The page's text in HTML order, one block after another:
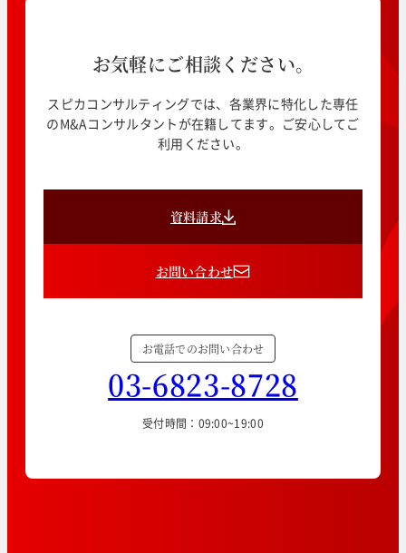
お気軽にご相談ください。
スピカコンサルティングでは、各業界に特化した専任
のM&Aコンサルタントが在籍してます。ご安心してご
利用ください。
資料請求
お問い合わせ
お電話でのお問い合わせ
03-6823-8728
受付時間：09:00~19:00